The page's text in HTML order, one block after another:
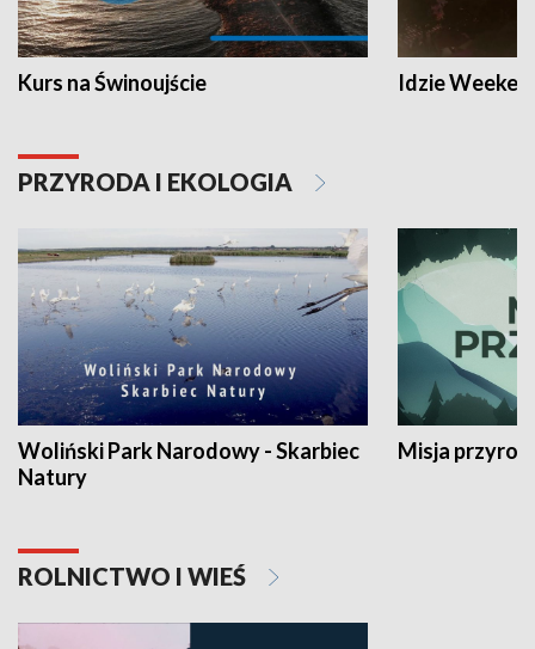
Kurs na Świnoujście Idzie
PRZYRODA I EKOLOGIA
Woliński Park Narodowy - Skarbiec
Natury
Misja
ROLNICTWO I WIEŚ